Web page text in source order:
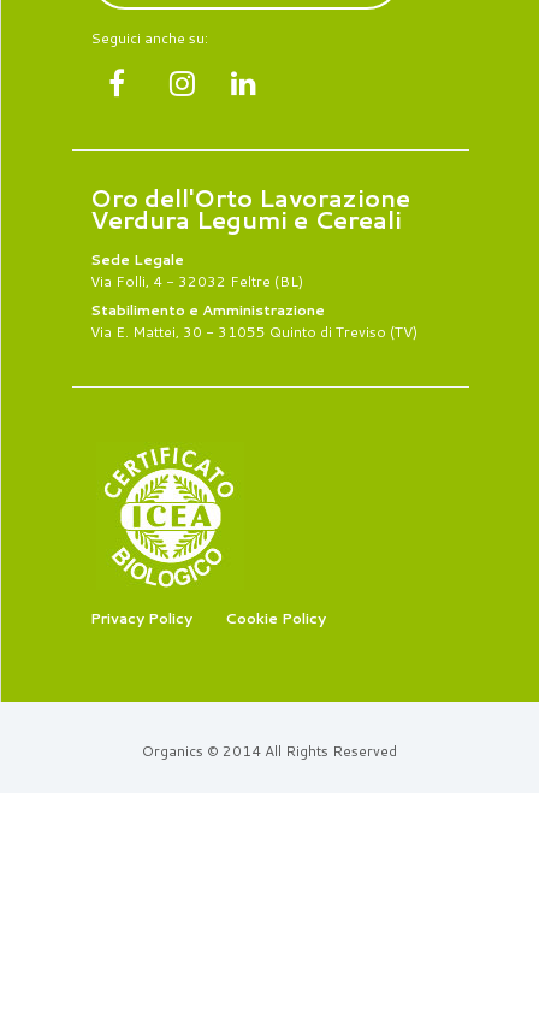
Seguici anche su:
Oro dell'Orto Lavorazione
Verdura Legumi e Cereali
Sede Legale
Via Folli, 4 - 32032 Feltre (BL)
Stabilimento e Amministrazione
Via E. Mattei, 30 - 31055 Quinto di Treviso (TV)
Privacy Policy Cookie Policy
Organics © 2014 All Rights Reserved